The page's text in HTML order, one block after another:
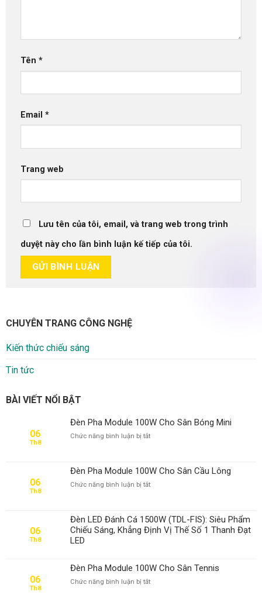
Tên *
Email *
Trang web
Lưu tên của tôi, email, và trang web trong trình
duyệt này cho lần bình luận kế tiếp của tôi.
CHUYÊN TRANG CÔNG NGHỆ
Kiến thức chiếu sáng
Tin tức
BÀI VIẾT NỔI BẬT
06
Th8
Đèn Pha Module 100W Cho Sân Bóng Mini
Chức năng bình luận bị tắtở
100W
Cho
Mini
06
Th8
Đèn Pha Module 100W Cho Sân Cầu Lông
Chức năng bình luận bị tắtở
Module
100W
Cho
Lông
06
Th8
Đèn LED Đánh Cá 1500W (TDL-FIS): Siêu Phẩm
Chiếu Sáng, Khẳng Định Vị Thế Số 1 Thanh Đạt
LED
06
Th8
Đèn Pha Module 100W Cho Sân Tennis
Chức năng bình luận bị tắtở